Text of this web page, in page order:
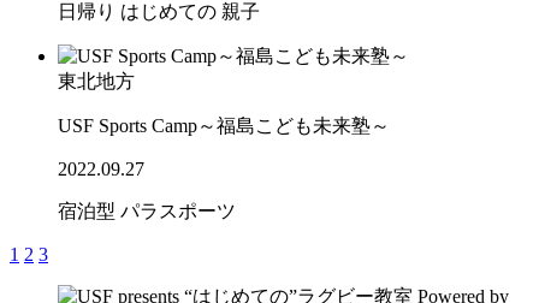
日帰り はじめての 親子
東北地方
USF Sports Camp～福島こども未来塾～
2022.09.27
宿泊型 パラスポーツ
1 2 3